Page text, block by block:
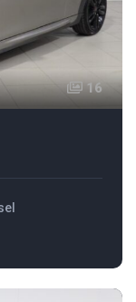
16